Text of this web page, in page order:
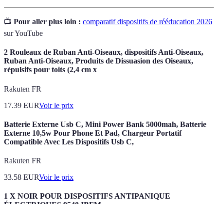
📺 Pour aller plus loin : comparatif dispositifs de rééducation 2026
sur YouTube
2 Rouleaux de Ruban Anti-Oiseaux, dispositifs Anti-Oiseaux,
Ruban Anti-Oiseaux, Produits de Dissuasion des Oiseaux,
répulsifs pour toits (2,4 cm x
Rakuten FR
17.39 EURVoir le prix
Batterie Externe Usb C, Mini Power Bank 5000mah, Batterie
Externe 10,5w Pour Phone Et Pad, Chargeur Portatif
Compatible Avec Les Dispositifs Usb C,
Rakuten FR
33.58 EURVoir le prix
1 X NOIR POUR DISPOSITIFS ANTIPANIQUE